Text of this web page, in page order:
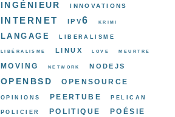
ingénieur innovations
internet ipv6 krimi
langage liberalisme
libéralisme linux love meurtre
moving network nodejs
openbsd opensource
opinions peertube
pelican
policier
politique poésie